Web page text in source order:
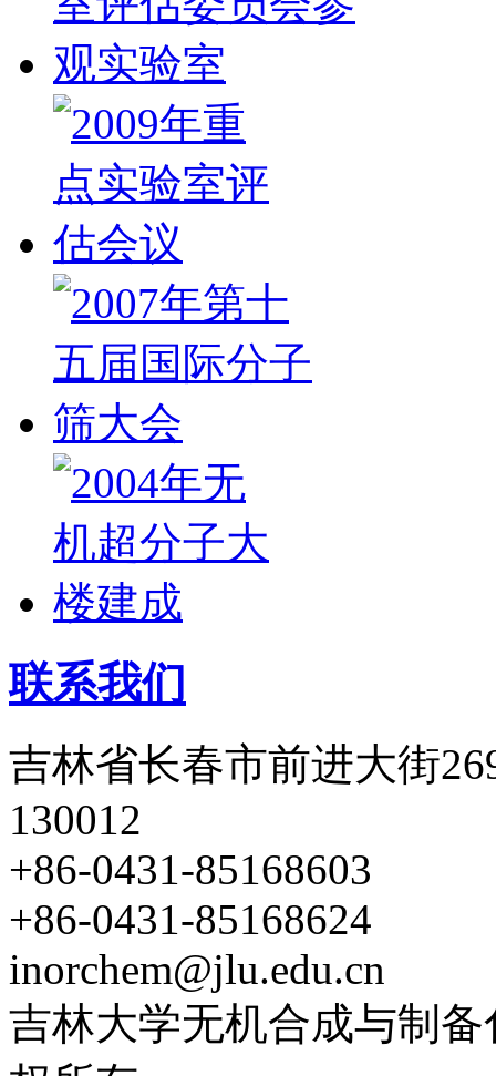
联系我们
吉林省长春市前进大街
130012
+86-0431-85168603
+86-0431-85168624
inorchem@jlu.edu.cn
吉林大学无机合成与制